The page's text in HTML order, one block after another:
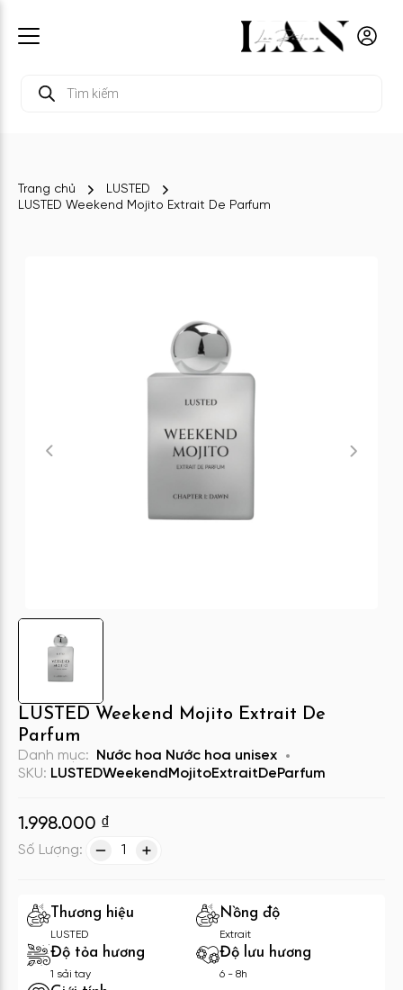
kiếm
Trang chủ
LUSTED
LUSTED Weekend Mojito Extrait De Parfum
LUSTED Weekend Mojito Extrait De
Parfum
Danh mục: Nước hoa Nước hoa unisex
SKU: LUSTEDWeekendMojitoExtraitDeParfum
1.998.000 ₫
Số Lượng: 1
Thương hiệu
LUSTED
Nồng độ
Extrait
Độ tỏa hương
1 sải tay
Độ lưu hương
6 - 8h